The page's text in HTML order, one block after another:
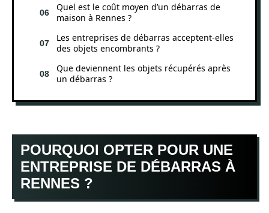
Quel est le coût moyen d’un débarras de
maison à Rennes ?
Les entreprises de débarras acceptent-elles
des objets encombrants ?
Que deviennent les objets récupérés après
un débarras ?
POURQUOI OPTER POUR UNE
ENTREPRISE DE DÉBARRAS À
RENNES ?